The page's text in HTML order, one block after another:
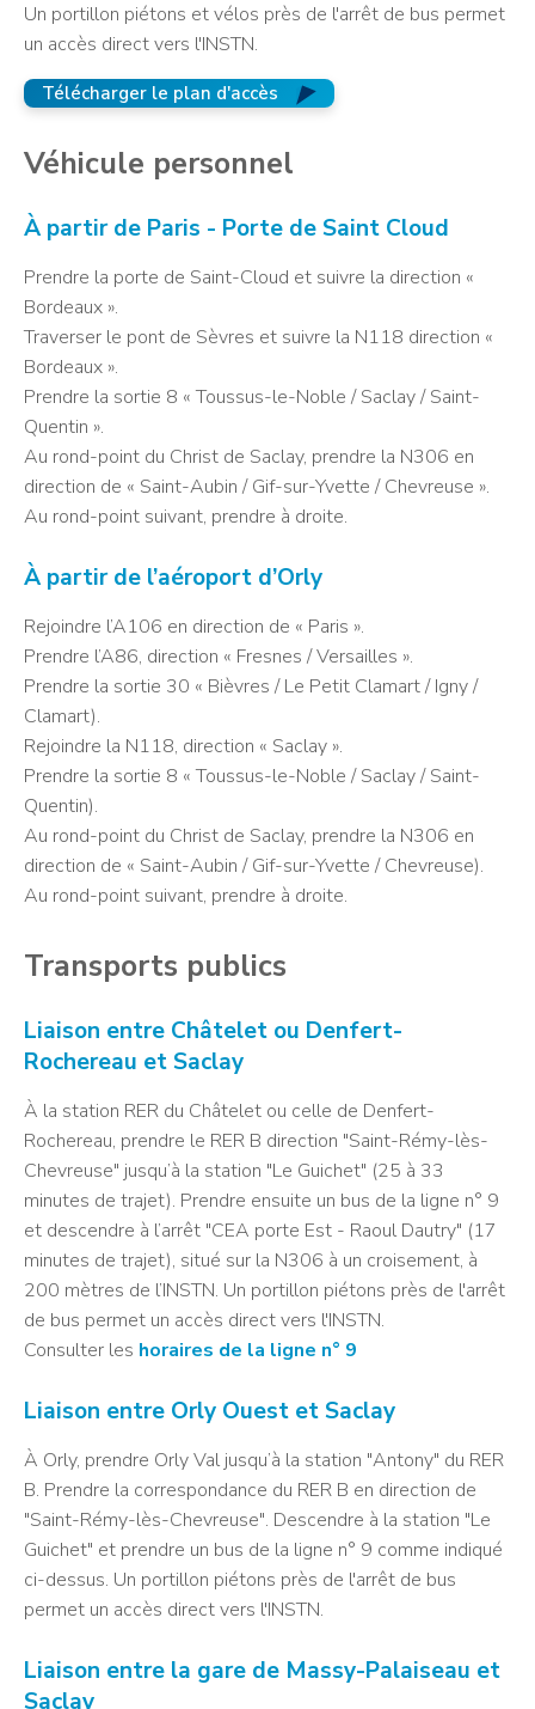
Un portillon piétons et vélos près de l'arrêt de bus permet
un accès direct vers l'INSTN.
Télécharger le plan d'accès
Véhicule personnel
À partir de Paris - Porte de Saint Cloud
Prendre la porte de Saint-Cloud et suivre la direction «
Bordeaux ».
Traverser le pont de Sèvres et suivre la N118 direction «
Bordeaux ».
Prendre la sortie 8 « Toussus-le-Noble / Saclay / Saint-
Quentin ».
Au rond-point du Christ de Saclay, prendre la N306 en
direction de « Saint-Aubin / Gif-sur-Yvette / Chevreuse ».
Au rond-point suivant, prendre à droite.
À partir de l’aéroport d’Orly
Rejoindre l’A106 en direction de « Paris ».
Prendre l’A86, direction « Fresnes / Versailles ».
Prendre la sortie 30 « Bièvres / Le Petit Clamart / Igny /
Clamart).
Rejoindre la N118, direction « Saclay ».
Prendre la sortie 8 « Toussus-le-Noble / Saclay / Saint-
Quentin).
Au rond-point du Christ de Saclay, prendre la N306 en
direction de « Saint-Aubin / Gif-sur-Yvette / Chevreuse).
Au rond-point suivant, prendre à droite.
Transports publics
Liaison entre Châtelet ou Denfert-
Rochereau et Saclay
À la station RER du Châtelet ou celle de Denfert-
Rochereau, prendre le RER B direction "Saint-Rémy-lès-
Chevreuse" jusqu’à la station "Le Guichet" (25 à 33
minutes de trajet). Prendre ensuite un bus de la ligne n° 9
et descendre à l’arrêt "CEA porte Est - Raoul Dautry" (17
minutes de trajet), situé sur la N306 à un croisement, à
200 mètres de l’INSTN. Un portillon piétons près de l'arrêt
de bus permet un accès direct vers l'INSTN.
Consulter les horaires de la ligne n° 9
Liaison entre Orly Ouest et Saclay
À Orly, prendre Orly Val jusqu’à la station "Antony" du RER
B. Prendre la correspondance du RER B en direction de
"Saint-Rémy-lès-Chevreuse". Descendre à la station "Le
Guichet" et prendre un bus de la ligne n° 9 comme indiqué
ci-dessus. Un portillon piétons près de l'arrêt de bus
permet un accès direct vers l'INSTN.
Liaison entre la gare de Massy-Palaiseau et
Saclay